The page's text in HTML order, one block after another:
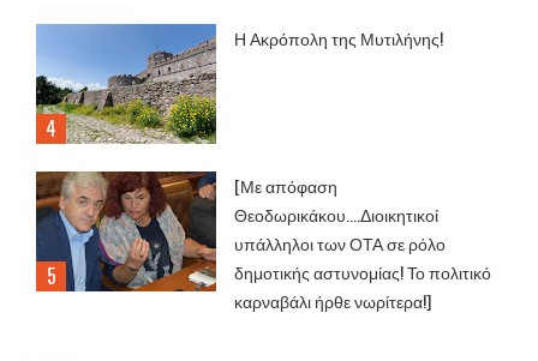
Η Ακρόπολη της Μυτιλήνης!
[Με απόφαση
Θεοδωρικάκου....Διοικητικοί
υπάλληλοι των ΟΤΑ σε ρόλο
δημοτικής αστυνομίας! Το πολιτικό
καρναβάλι ήρθε νωρίτερα!]